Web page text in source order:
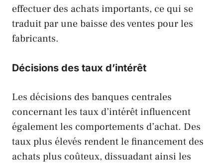
effectuer des achats importants, ce qui se
traduit par une baisse des ventes pour les
fabricants.
Décisions des taux d’intérêt
Les décisions des banques centrales
concernant les taux d’intérêt influencent
également les comportements d’achat. Des
taux plus élevés rendent le financement des
achats plus coûteux, dissuadant ainsi les